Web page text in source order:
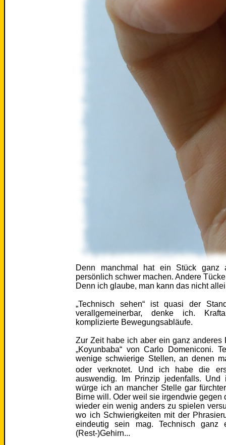
Denn manchmal hat ein Stück
persönlich schwer machen. Andere
Denn ich glaube, man kann das nicht
„Technisch sehen“ ist quasi der
verallgemeinerbar, denke ich.
komplizierte Bewegungsabläufe.
Zur Zeit habe ich aber ein ganz anderes
„Koyunbaba“ von Carlo Domeniconi.
wenige schwierige Stellen, an denen
oder verknotet. Und ich habe die
auswendig. Im Prinzip jedenfalls.
würge ich an mancher Stelle gar
Birne will. Oder weil sie irgendwie gegen
wieder ein wenig anders zu spielen
wo ich Schwierigkeiten mit der
eindeutig sein mag. Technisch ganz
(Rest-)Gehirn...